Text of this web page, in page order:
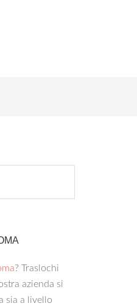
? Traslochi
azienda si
sia a livello